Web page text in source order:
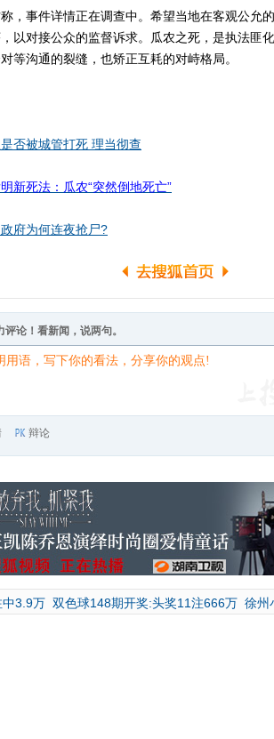
事件详情正在调查中。希望当地在客观公允
以对接公众的监督诉求。瓜农之死，是执法匪
等沟通的裂缝，也矫正互耗的对峙格局。
否被城管打死 理当彻查
新死法：瓜农“突然倒地死亡”
府为何连夜抢尸?
评论！看新闻，说两句。
辩论
3.9万 双色球148期开奖:头奖11注666万 徐州